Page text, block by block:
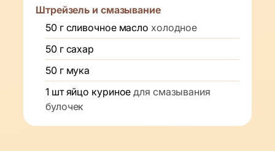
Штрейзель и смазывание
50 г сливочное масло холодное
50 г сахар
50 г мука
1 шт яйцо куриное для смазывания
булочек